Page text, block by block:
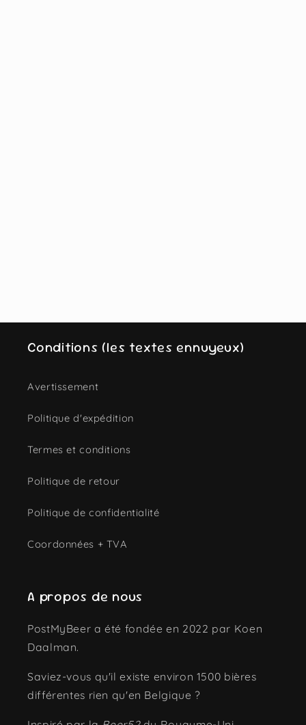
Conditions (les textes ennuyeux)
Avertissement
Politique d'expédition
Termes et conditions
Politique de retour
Politique de confidentialité
Coordonnées + TVA
A propos de nous
PostMyBeer a été fondée en 2022 par Koen
Daalman.
Saviez-vous qu'il existe environ 1500 bières
différentes rien qu'en Belgique ?